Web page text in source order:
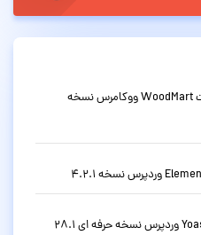
قالب فروشگاهی چندمنظوره وودمارت WoodMart ووکامرس نسخه